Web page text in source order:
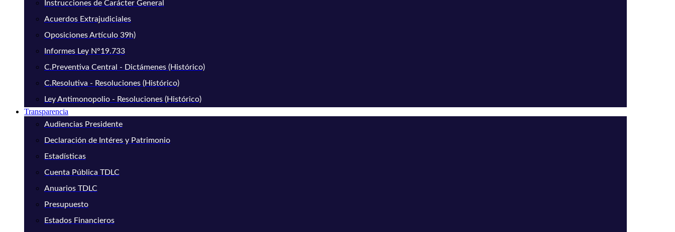
Instrucciones de Carácter General
Acuerdos Extrajudiciales
Oposiciones Artículo 39h)
Informes Ley N°19.733
C.Preventiva Central - Dictámenes (Histórico)
C.Resolutiva - Resoluciones (Histórico)
Ley Antimonopolio - Resoluciones (Histórico)
Transparencia
Audiencias Presidente
Declaración de Intéres y Patrimonio
Estadísticas
Cuenta Pública TDLC
Anuarios TDLC
Presupuesto
Estados Financieros